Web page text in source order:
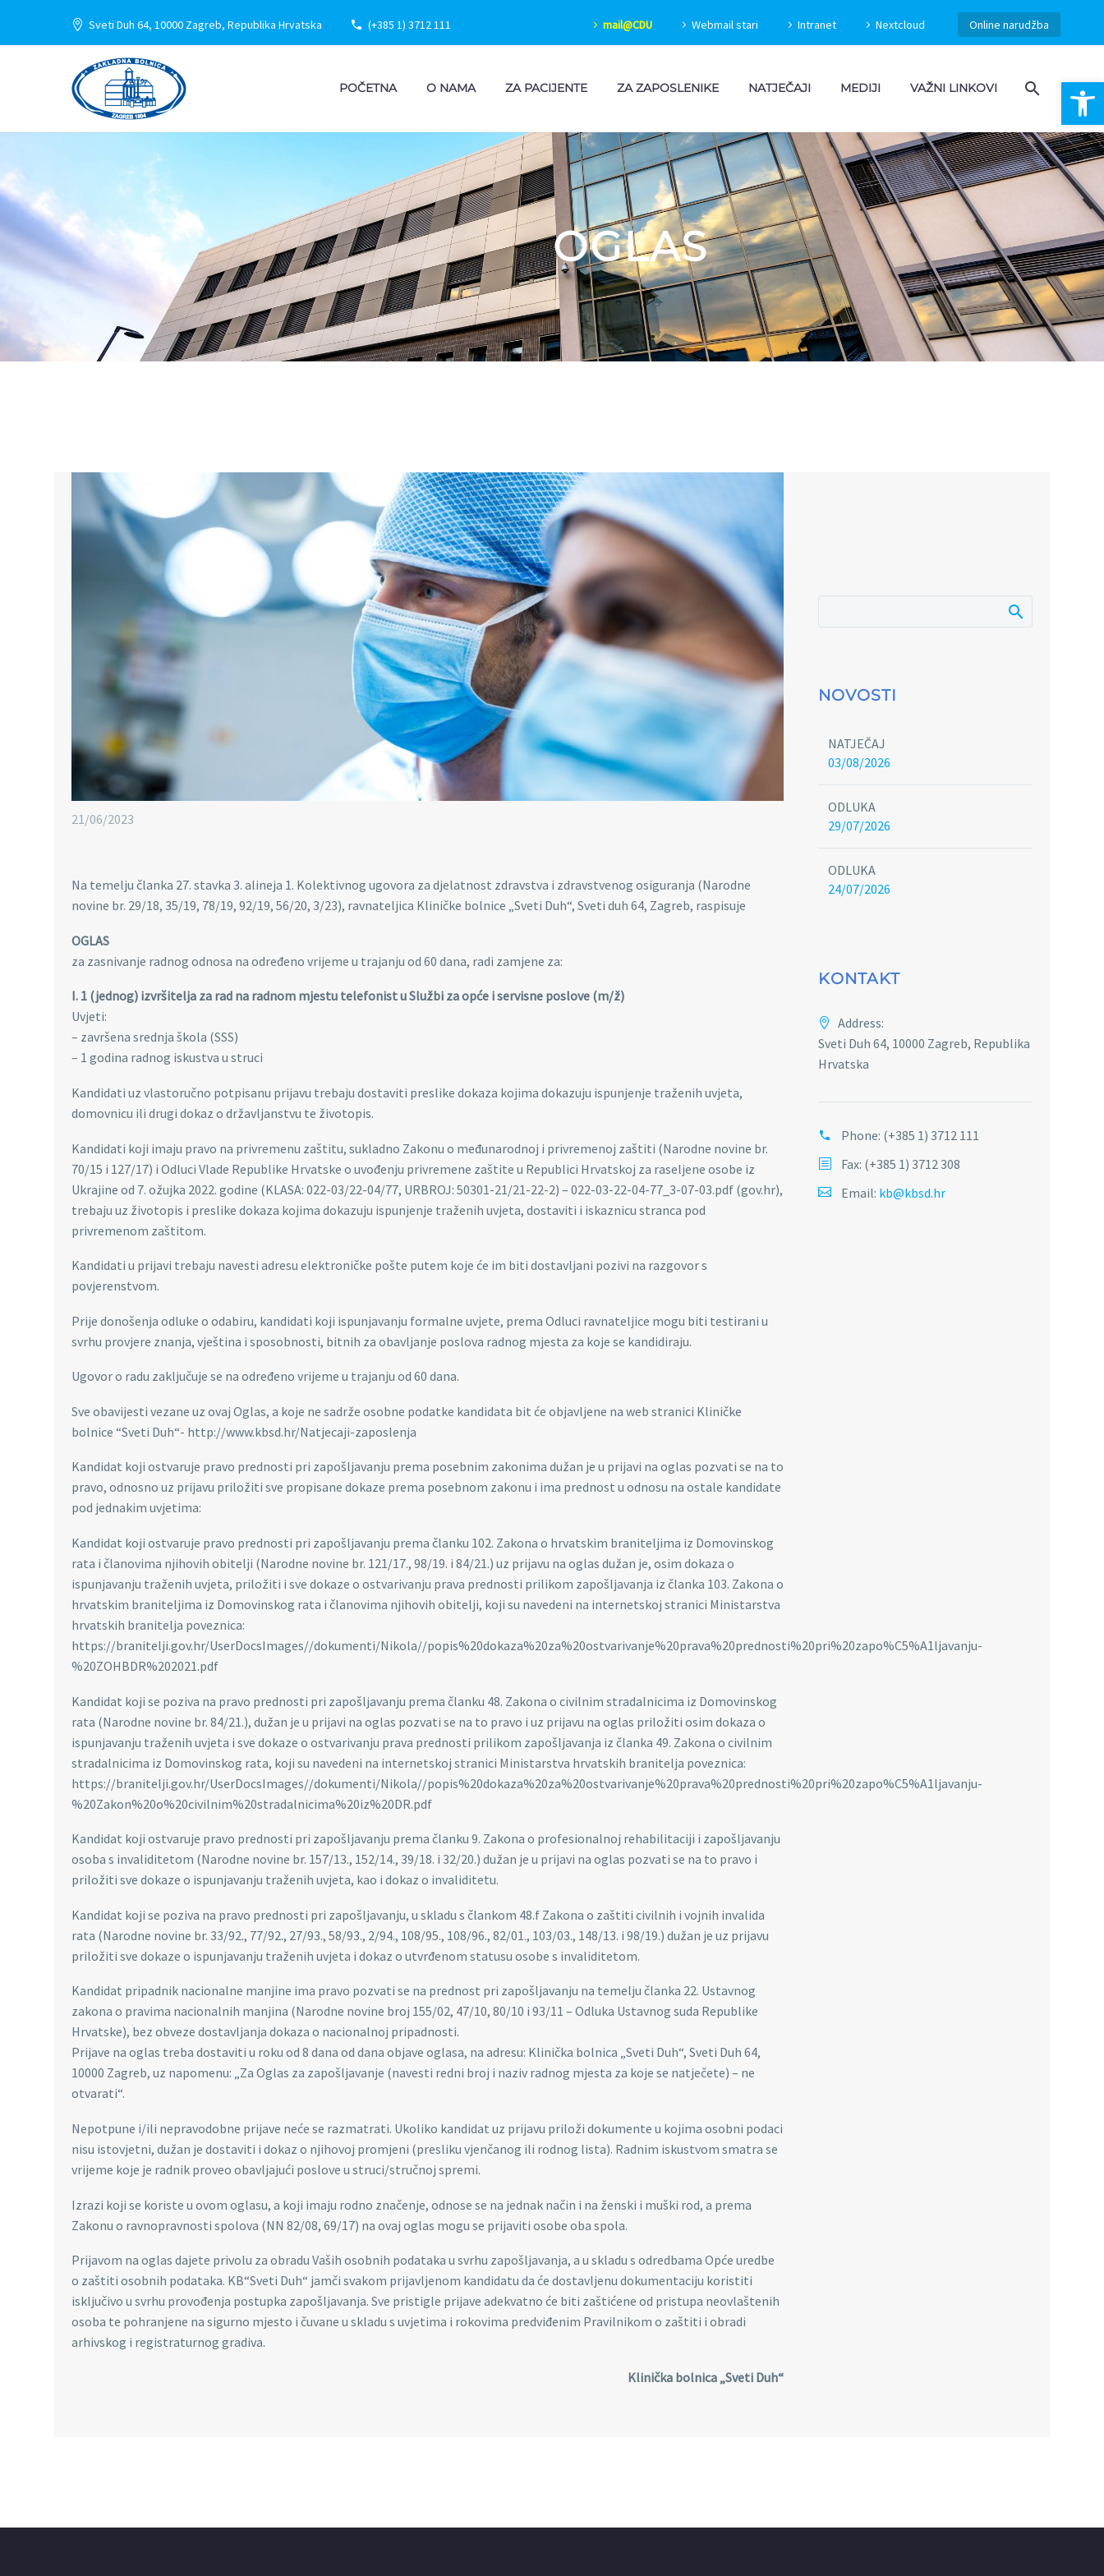
Sveti Duh 64, 10000 Zagreb, Republika Hrvatska (+385 1) 3712 111 mail@CDU Webmail stari Intranet Nextcloud Online narudžba
POČETNA O NAMA ZA PACIJENTE ZA ZAPOSLENIKE NATJEČAJI MEDIJI VAŽNI LINKOVI
OGLAS
21/06/2023
Na temelju članka 27. stavka 3. alineja 1. Kolektivnog ugovora za djelatnost zdravstva i zdravstvenog osiguranja (Narodne
novine br. 29/18, 35/19, 78/19, 92/19, 56/20, 3/23), ravnateljica Kliničke bolnice „Sveti Duh“, Sveti duh 64, Zagreb, raspisuje
OGLAS
za zasnivanje radnog odnosa na određeno vrijeme u trajanju od 60 dana, radi zamjene za:
I. 1 (jednog) izvršitelja za rad na radnom mjestu telefonist u Službi za opće i servisne poslove (m/ž)
Uvjeti:
– završena srednja škola (SSS)
– 1 godina radnog iskustva u struci
Kandidati uz vlastoručno potpisanu prijavu trebaju dostaviti preslike dokaza kojima dokazuju ispunjenje traženih uvjeta,
domovnicu ili drugi dokaz o državljanstvu te životopis.
Kandidati koji imaju pravo na privremenu zaštitu, sukladno Zakonu o međunarodnoj i privremenoj zaštiti (Narodne novine br.
70/15 i 127/17) i Odluci Vlade Republike Hrvatske o uvođenju privremene zaštite u Republici Hrvatskoj za raseljene osobe iz
Ukrajine od 7. ožujka 2022. godine (KLASA: 022-03/22-04/77, URBROJ: 50301-21/21-22-2) – 022-03-22-04-77_3-07-03.pdf (gov.hr),
trebaju uz životopis i preslike dokaza kojima dokazuju ispunjenje traženih uvjeta, dostaviti i iskaznicu stranca pod
privremenom zaštitom.
Kandidati u prijavi trebaju navesti adresu elektroničke pošte putem koje će im biti dostavljani pozivi na razgovor s
povjerenstvom.
Prije donošenja odluke o odabiru, kandidati koji ispunjavanju formalne uvjete, prema Odluci ravnateljice mogu biti testirani u
svrhu provjere znanja, vještina i sposobnosti, bitnih za obavljanje poslova radnog mjesta za koje se kandidiraju.
Ugovor o radu zaključuje se na određeno vrijeme u trajanju od 60 dana.
Sve obavijesti vezane uz ovaj Oglas, a koje ne sadrže osobne podatke kandidata bit će objavljene na web stranici Kliničke
bolnice “Sveti Duh“- http://www.kbsd.hr/Natjecaji-zaposlenja
Kandidat koji ostvaruje pravo prednosti pri zapošljavanju prema posebnim zakonima dužan je u prijavi na oglas pozvati se na to
pravo, odnosno uz prijavu priložiti sve propisane dokaze prema posebnom zakonu i ima prednost u odnosu na ostale kandidate
pod jednakim uvjetima:
Kandidat koji ostvaruje pravo prednosti pri zapošljavanju prema članku 102. Zakona o hrvatskim braniteljima iz Domovinskog
rata i članovima njihovih obitelji (Narodne novine br. 121/17., 98/19. i 84/21.) uz prijavu na oglas dužan je, osim dokaza o
ispunjavanju traženih uvjeta, priložiti i sve dokaze o ostvarivanju prava prednosti prilikom zapošljavanja iz članka 103. Zakona o
hrvatskim braniteljima iz Domovinskog rata i članovima njihovih obitelji, koji su navedeni na internetskoj stranici Ministarstva
hrvatskih branitelja poveznica:
https://branitelji.gov.hr/UserDocsImages//dokumenti/Nikola//popis%20dokaza%20za%20ostvarivanje%20prava%20prednosti%20pri%20zapo%C5%A1ljavanju-
%20ZOHBDR%202021.pdf
Kandidat koji se poziva na pravo prednosti pri zapošljavanju prema članku 48. Zakona o civilnim stradalnicima iz Domovinskog
rata (Narodne novine br. 84/21.), dužan je u prijavi na oglas pozvati se na to pravo i uz prijavu na oglas priložiti osim dokaza o
ispunjavanju traženih uvjeta i sve dokaze o ostvarivanju prava prednosti prilikom zapošljavanja iz članka 49. Zakona o civilnim
stradalnicima iz Domovinskog rata, koji su navedeni na internetskoj stranici Ministarstva hrvatskih branitelja poveznica:
https://branitelji.gov.hr/UserDocsImages//dokumenti/Nikola//popis%20dokaza%20za%20ostvarivanje%20prava%20prednosti%20pri%20zapo%C5%A1ljavanju-
%20Zakon%20o%20civilnim%20stradalnicima%20iz%20DR.pdf
Kandidat koji ostvaruje pravo prednosti pri zapošljavanju prema članku 9. Zakona o profesionalnoj rehabilitaciji i zapošljavanju
osoba s invaliditetom (Narodne novine br. 157/13., 152/14., 39/18. i 32/20.) dužan je u prijavi na oglas pozvati se na to pravo i
priložiti sve dokaze o ispunjavanju traženih uvjeta, kao i dokaz o invaliditetu.
Kandidat koji se poziva na pravo prednosti pri zapošljavanju, u skladu s člankom 48.f Zakona o zaštiti civilnih i vojnih invalida
rata (Narodne novine br. 33/92., 77/92., 27/93., 58/93., 2/94., 108/95., 108/96., 82/01., 103/03., 148/13. i 98/19.) dužan je uz prijavu
priložiti sve dokaze o ispunjavanju traženih uvjeta i dokaz o utvrđenom statusu osobe s invaliditetom.
Kandidat pripadnik nacionalne manjine ima pravo pozvati se na prednost pri zapošljavanju na temelju članka 22. Ustavnog
zakona o pravima nacionalnih manjina (Narodne novine broj 155/02, 47/10, 80/10 i 93/11 – Odluka Ustavnog suda Republike
Hrvatske), bez obveze dostavljanja dokaza o nacionalnoj pripadnosti.
Prijave na oglas treba dostaviti u roku od 8 dana od dana objave oglasa, na adresu: Klinička bolnica „Sveti Duh“, Sveti Duh 64,
10000 Zagreb, uz napomenu: „Za Oglas za zapošljavanje (navesti redni broj i naziv radnog mjesta za koje se natječete) – ne
otvarati“.
Nepotpune i/ili nepravodobne prijave neće se razmatrati. Ukoliko kandidat uz prijavu priloži dokumente u kojima osobni podaci
nisu istovjetni, dužan je dostaviti i dokaz o njihovoj promjeni (presliku vjenčanog ili rodnog lista). Radnim iskustvom smatra se
vrijeme koje je radnik proveo obavljajući poslove u struci/stručnoj spremi.
Izrazi koji se koriste u ovom oglasu, a koji imaju rodno značenje, odnose se na jednak način i na ženski i muški rod, a prema
Zakonu o ravnopravnosti spolova (NN 82/08, 69/17) na ovaj oglas mogu se prijaviti osobe oba spola.
Prijavom na oglas dajete privolu za obradu Vaših osobnih podataka u svrhu zapošljavanja, a u skladu s odredbama Opće uredbe
o zaštiti osobnih podataka. KB“Sveti Duh“ jamči svakom prijavljenom kandidatu da će dostavljenu dokumentaciju koristiti
isključivo u svrhu provođenja postupka zapošljavanja. Sve pristigle prijave adekvatno će biti zaštićene od pristupa neovlaštenih
osoba te pohranjene na sigurno mjesto i čuvane u skladu s uvjetima i rokovima predviđenim Pravilnikom o zaštiti i obradi
arhivskog i registraturnog gradiva.
Klinička bolnica „Sveti Duh“
NOVOSTI
NATJEČAJ
03/08/2026
ODLUKA
29/07/2026
ODLUKA
24/07/2026
KONTAKT
Address:
Sveti Duh 64, 10000 Zagreb, Republika
Hrvatska
Phone: (+385 1) 3712 111
Fax: (+385 1) 3712 308
Email: kb@kbsd.hr